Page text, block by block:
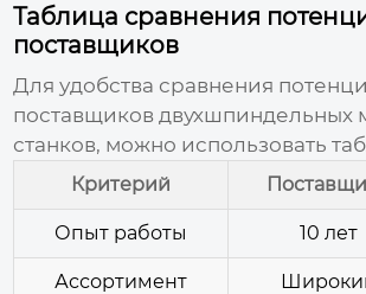
Таблица сравнения
поставщиков
Для удобства сравнения
поставщиков двухшпиндельных
станков, можно использовать
Критерий
Опыт работы 10 лет
Ассортимент